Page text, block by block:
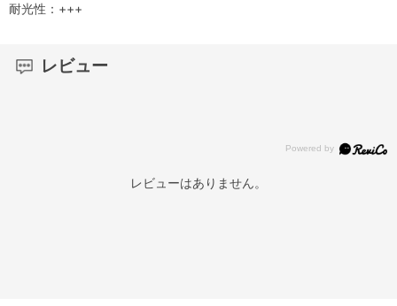
耐光性：+++
レビュー
レビューはありません。